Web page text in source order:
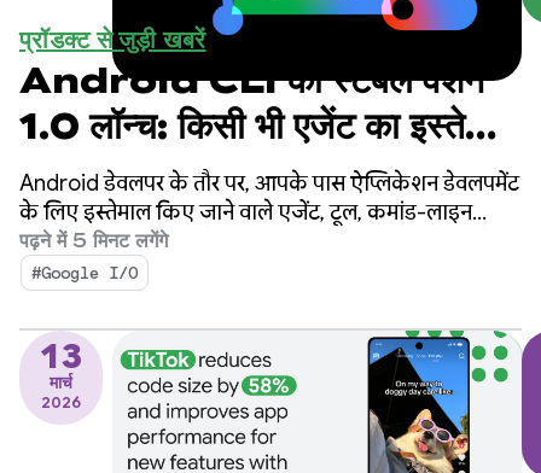
प्रॉडक्ट से जुड़ी खबरें
Android CLI का स्टेबल वर्शन
1.0 लॉन्च: किसी भी एजेंट का इस्तेमाल
करके, Android के लिए तेज़ी से
डेवलपमेंट करें
Android डेवलपर के तौर पर, आपके पास ऐप्लिकेशन डेवलपमेंट
के लिए इस्तेमाल किए जाने वाले एजेंट, टूल, कमांड-लाइन
इंटरफ़ेस (सीएलआई) और एलएलएम के कई विकल्प होते हैं.
पढ़ने में 5 मिनट लगेंगे
#Google I/O
13
मार्च
2026